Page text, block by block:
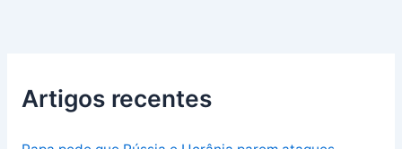
Artigos recentes